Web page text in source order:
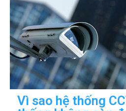
Vì sao hệ thống